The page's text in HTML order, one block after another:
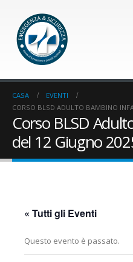
CASA
EVENTI
CORSO BLSD ADULTO BAMBINO
Corso BLSD
del 12 Giugno
« Tutti gli Eventi
Questo evento è passato.